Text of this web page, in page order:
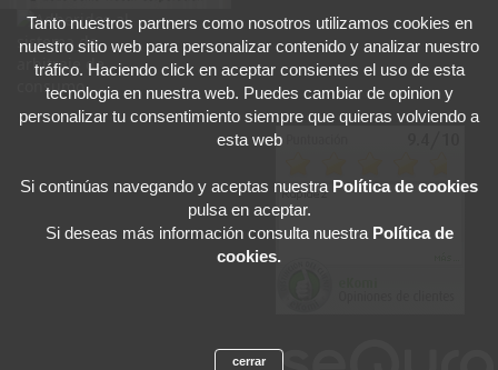
Tanto nuestros partners como nosotros utilizamos cookies en
nuestro sitio web para personalizar contenido y analizar nuestro
tráfico. Haciendo click en aceptar consientes el uso de esta
tecnologia en nuestra web. Puedes cambiar de opinion y
personalizar tu consentimiento siempre que quieras volviendo a
esta web
Si continúas navegando y aceptas nuestra Política de cookies
pulsa en aceptar.
Si deseas más información consulta nuestra Política de
cookies.
cerrar